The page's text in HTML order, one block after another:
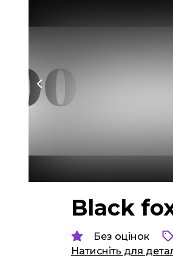
Black
Без оцінок
Натисніть для